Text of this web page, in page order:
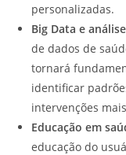
personalizadas.
Big Data e
de dados de
tornará
identificar
intervenções
Educação em
educação do